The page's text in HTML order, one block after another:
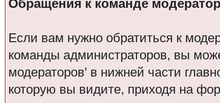
Обращения к команде
Если вам нужно обратиться к
команды администраторов, вы
модераторов' в нижней части
которую вы видите, приходя на